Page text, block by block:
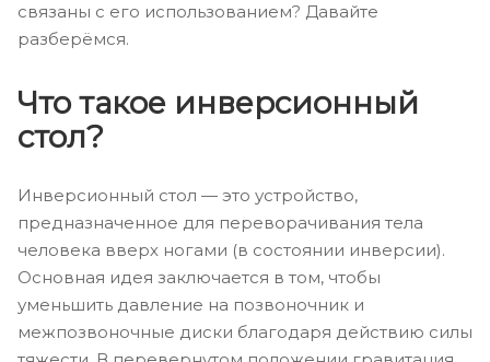
связаны с его использованием? Давайте
разберёмся.
Что такое инверсионный
стол?
Инверсионный стол — это устройство,
предназначенное для переворачивания тела
человека вверх ногами (в состоянии инверсии).
Основная идея заключается в том, чтобы
уменьшить давление на позвоночник и
межпозвоночные диски благодаря действию силы